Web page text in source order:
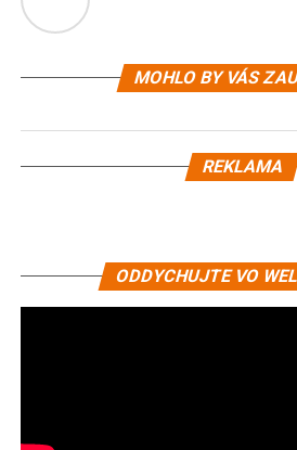
MOHLO BY VÁS
REKLAMA
ODDYCHUJTE VO